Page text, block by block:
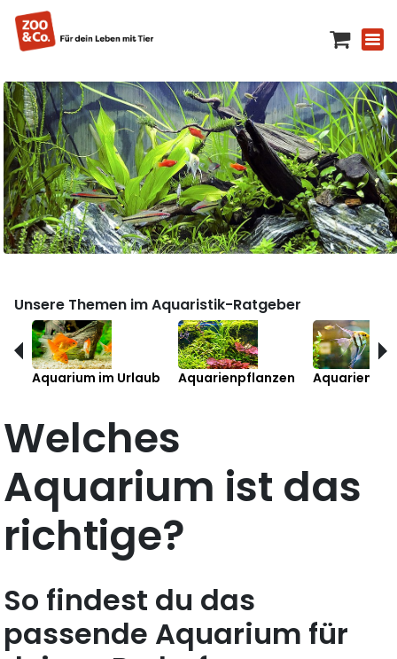
Unsere Themen im Aquaristik-Ratgeber
Aquarium im Urlaub Aquarienpflanzen
Welches
Aquarium ist das
richtige?
So findest du das
passende Aquarium für